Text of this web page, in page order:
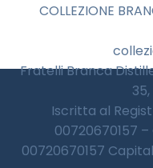
COLLEZIONE
Fratelli Branca
Iscritta al
00720670157 –
00720670157